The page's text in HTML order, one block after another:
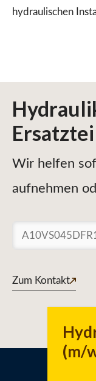
hydraulischen
Wir helfen
aufnehmen
Suchen
Zum Kontakt